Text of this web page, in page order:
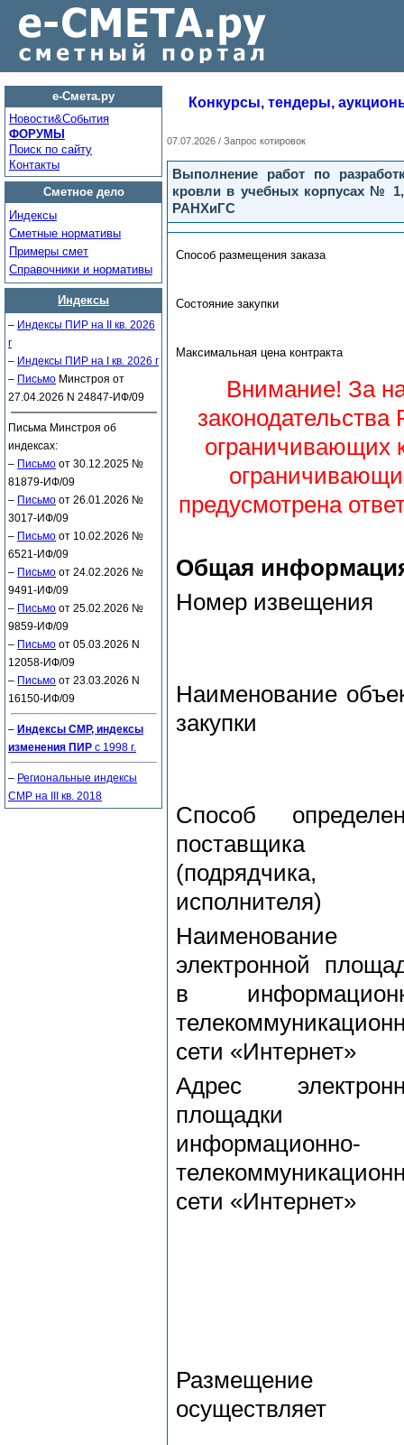
е-Смета.ру
Новости&Cобытия
ФОРУМЫ
Поиск по сайту
Контакты
Сметное дело
Индексы
Сметные нормативы
Примеры смет
Справочники и нормативы
Индексы
– Индексы ПИР на II кв. 2026
г
– Индексы ПИР на I кв. 2026 г
– Письмо Минстроя от
27.04.2026 N 24847-ИФ/09
Письма Минстроя об
индексах:
– Письмо от 30.12.2025 №
81879-ИФ/09
– Письмо от 26.01.2026 №
3017-ИФ/09
– Письмо от 10.02.2026 №
6521-ИФ/09
– Письмо от 24.02.2026 №
9491-ИФ/09
– Письмо от 25.02.2026 №
9859-ИФ/09
– Письмо от 05.03.2026 N
12058-ИФ/09
– Письмо от 23.03.2026 N
16150-ИФ/09
– Индексы СМР, индексы
изменения ПИР с 1998 г.
– Региональные индексы
СМР на III кв. 2018
Конкурсы, тендеры,
07.07.2026 / Запрос котировок
Выполнение работ по
кровли в учебных корпусах №
РАНХиГС
Способ размещения заказа
Состояние закупки
Максимальная цена контракта
Внимание! За
ограничивающих
предусмотрена
Общая
Номер извещения
Наименование
закупки
Способ
поставщика
(подрядчика,
исполнителя)
Наименование
электронной
в
сети «Интернет»
Адрес
площадки
информационно-
сети «Интернет»
Размещение
осуществляет